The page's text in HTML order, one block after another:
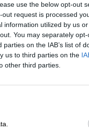
use the below opt-out
request is processed
information utilized by us
You may separately
on the IAB’s list of
us to third parties on the
other third parties.
και αναγνωρίζουν
τους, ώστε να
σας
ηλεκτρικής